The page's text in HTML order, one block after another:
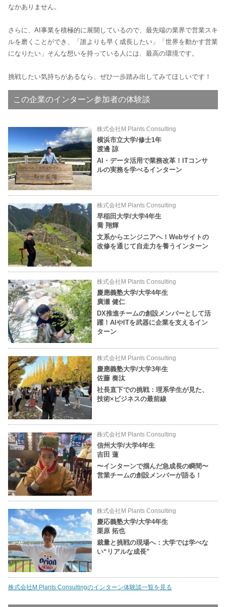
なかありません。
さらに、AI事業を積極的に展開しているので、最先端の業界で営業スキ
ルを磨くことができ、「誰よりも早く成長したい」「世界を動かす営業
になりたい」そんな想いを持っている人には、最高の環境です。
この企業のインターン参加者の体験談
株式会社M Plants Consulting
横浜市立大学/修士1年
渡邊 諒
AI・データ活用で業務改革！ITコンサ
ルの実務を学べるインターン
株式会社M Plants Consulting
早稲田大学/大学4年生
喬 翔輝
文系からエンジニアへ！Webサイトの
改修を通じて自走力を養うインターン
株式会社M Plants Consulting
慶應義塾大学/大学4年生
廣瀬 健仁
DX推進チームの創設メンバーとして活
躍！AIやITを武器に企業を支えるイン
ターン
株式会社M Plants Consulting
慶應義塾大学/大学3年生
佐藤 奏汰
社長直下での挑戦：理系学生が見た、
技術×ビジネスの最前線
株式会社M Plants Consulting
信州大学/大学4年生
吉田 蓮
〜インターンで掴んだ急成長の瞬間〜
営業チームの創設メンバーが語る！
株式会社M Plants Consulting
慶応義塾大学/大学4年生
栗原 拓也
裁量と挑戦の現場へ：大学では学べな
い“リアルな成長”
株式会社M Plants Consultingのインターン体験談一覧を見る